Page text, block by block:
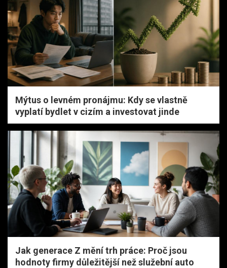
Mýtus o levném pronájmu: Kdy se vlastně
vyplatí bydlet v cizím a investovat jinde
Jak generace Z mění trh práce: Proč jsou
hodnoty firmy důležitější než služební auto